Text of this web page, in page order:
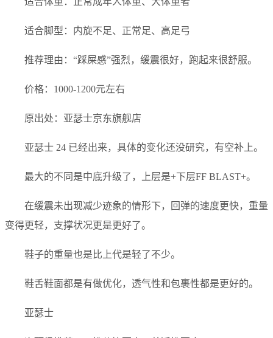
适合脚型：内旋不足、正常足、高足弓
推荐理由：“踩屎感”强烈，缓震很好，跑起来很舒服。
价格：1000-1200元左右
原出处：亚瑟士京东旗舰店
亚瑟士 24 已经出来，具体的变化还没研究，有空补上。
最大的不同是中底升级了，上层是+下层FF BLAST+。
在缓震未出现减少迹象的情形下，回弹的速度更快，重量
变得更轻，支撑状况更是更好了。
鞋子的重量也是比上代是轻了不少。
鞋舌鞋面都是有做优化，透气性和包裹性都是更好的。
亚瑟士